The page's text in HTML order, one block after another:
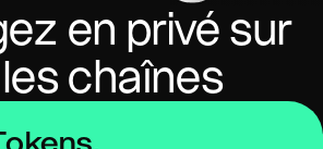
en privé sur
chaînes